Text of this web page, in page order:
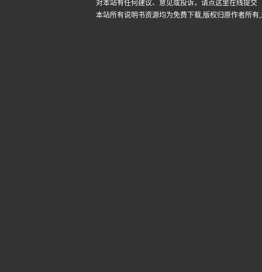
对本站有任何建议、意见或投诉， 请点这里在线提交
本站所有说明书资源均为免费下载,版权归原作者所